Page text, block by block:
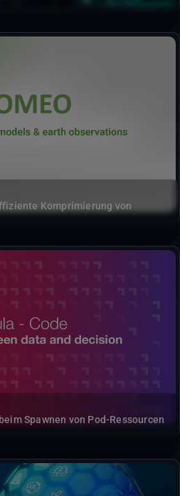
Dienstes (Compression
ist jetzt auf der DestinE
Komprimierung von
zu generieren. Unser
Ursache und wir werden euch
Spawnen von Pod-Ressourcen